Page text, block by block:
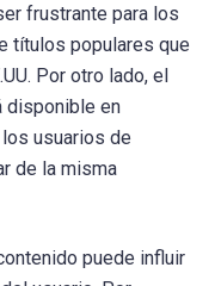
frustrante para los
títulos populares que
Por otro lado, el
disponible en
usuarios de
de la misma
puede influir